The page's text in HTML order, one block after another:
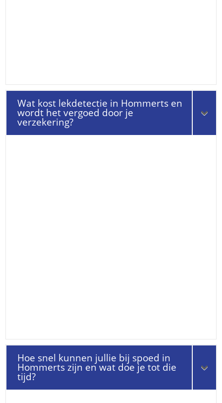
Wat kost lekdetectie in Hommerts en
wordt het vergoed door je
verzekering?
Hoe snel kunnen jullie bij spoed in
Hommerts zijn en wat doe je tot die
tijd?